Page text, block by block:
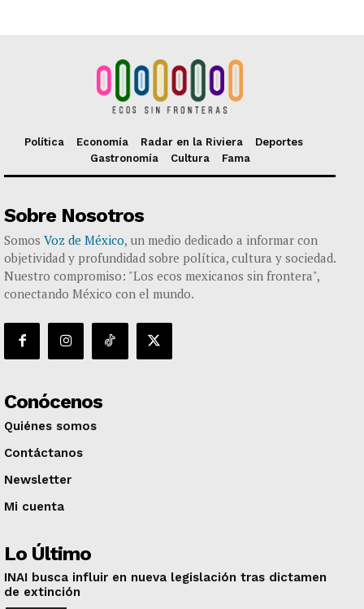
Política Economía Radar en la Riviera
Deportes
Gastronomía
Cultura Fama
Sobre Nosotros
Somos Voz de México, un medio dedicado a informar con
objetividad y profundidad sobre política, cultura y sociedad.
Nuestro compromiso: "Los ecos mexicanos sin frontera",
conectando México con el mundo.
Conócenos
Quiénes somos
Contáctanos
Newsletter
Mi cuenta
Lo Último
INAI busca influir en nueva legislación tras dictamen
de extinción